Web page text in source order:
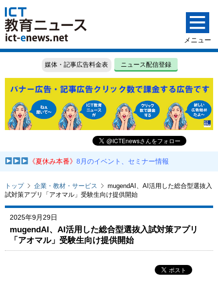
媒体・記事広告料金表 ニュース配信登録
《夏休み本番》8月のイベント、セミナー情報
トップ 企業・教材・サービス
mugendAI、AI活用した総合型選抜入
試対策アプリ「アオマル」受験生向け提供開始
2025年9月29日
mugendAI、AI活用した総合型選抜入試対策アプリ
「アオマル」受験生向け提供開始